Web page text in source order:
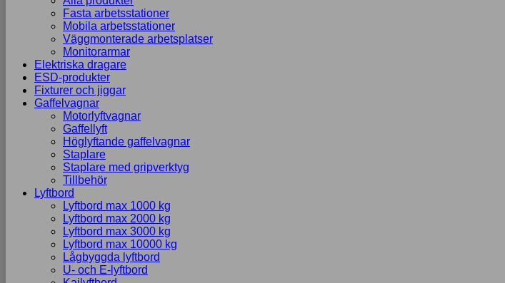
Fasta arbetsstationer
Mobila arbetsstationer
Väggmonterade arbetsplatser
Monitorarmar
Elektriska dragare
ESD-produkter
Fixturer och jiggar
Gaffelvagnar
Motorlyftvagnar
Gaffellyft
Höglyftande gaffelvagnar
Staplare
Staplare med gripverktyg
Tillbehör
Lyftbord
Lyftbord max 1000 kg
Lyftbord max 2000 kg
Lyftbord max 3000 kg
Lyftbord max 10000 kg
Lågbyggda lyftbord
U- och E-lyftbord